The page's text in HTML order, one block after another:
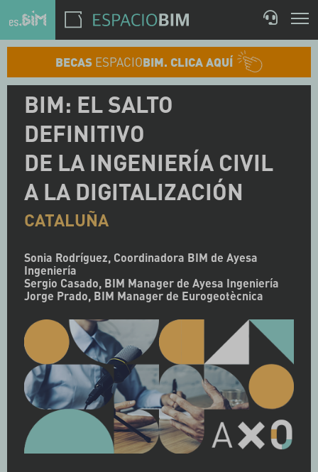
BECAS ESPACIOBIM. CLICA AQUÍ
BIM: EL SALTO
DEFINITIVO
DE LA INGENIERÍA CIVIL
A LA DIGITALIZACIÓN
CATALUÑA
Sonia Rodríguez, Coordinadora BIM de Ayesa
Ingeniería
Sergio Casado, BIM Manager de Ayesa Ingeniería
Jorge Prado, BIM Manager de Eurogeotècnica